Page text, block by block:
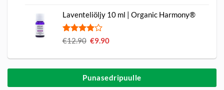
Laventeliöljy 10 ml | Organic Harmony®
Arvio
1
arvotukseen.
€12.90 Alkuperäinen
oli:
€12.90.
€9.90
on:
€9.90.
Punasedripuulle